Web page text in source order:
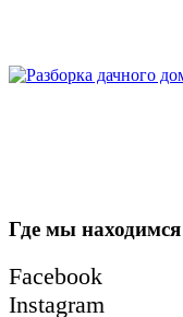
Где мы находимся
Facebook
Instagram